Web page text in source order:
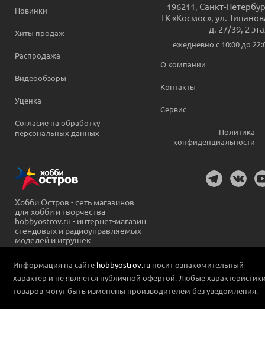
Новинки
Хиты продаж
Распродажа
Видеообзоры
Уценка
Согласие на обработку
персональных данных
196211, Санкт-
ТК «Космос», ул.
д. 27/39, 2
ежедневно c 10:00 до
О компании
Контакты
Сервис
Политика
конфиденциальности
Хобби Остров - сеть магазинов
для хобби и творчества
hobbyostrov.ru - интернет-магазин
стендовых и радиоуправляемых
моделей и игрушек
Информация на сайте hobbyostrov.ru носит ознакомительный
характер и не является публичной офертой. Любые
товаров могут быть изменены производителем без уведомления.